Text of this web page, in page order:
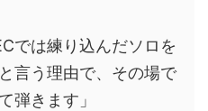
では練り込んだソロを
言う理由で、その場で
弾きます」